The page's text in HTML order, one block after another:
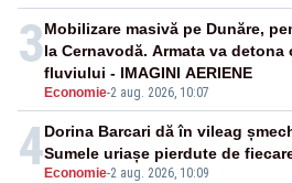
3
Economie-2 aug. 2026, 10:07
Mobilizare masivă pe Dunăre,
la Cernavodă. Armata va
fluviului - IMAGINI AERIENE
4 Economie-2 aug. 2026, 10:09
Dorina Barcari dă în vileag
Sumele uriașe pierdute de